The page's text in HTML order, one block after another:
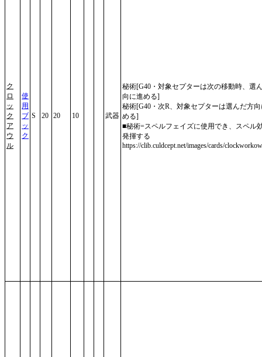
ク
ロ
ッ
ク
ア
ウ
ル
使
用
ブ
ッ
ク
S 20 20 10 武器
秘術[G40・対象セプターは次の移動時、選
向に進める]
秘術[G40・次R、対象セプターは選んだ方
める]
■秘術=スペルフェイズに使用でき、スペル
発揮する
https://clib.culdcept.net/images/cards/